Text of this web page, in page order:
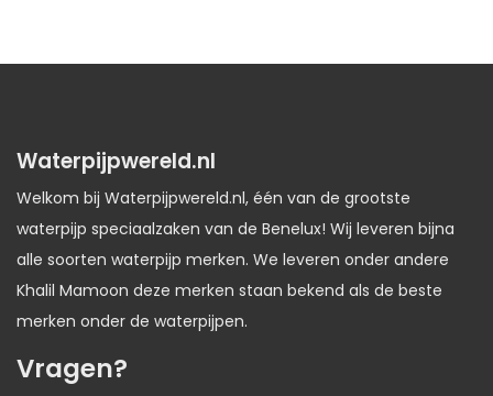
Waterpijpwereld.nl
Welkom bij Waterpijpwereld.nl, één van de grootste
waterpijp speciaalzaken van de Benelux! Wij leveren bijna
alle soorten waterpijp merken. We leveren onder andere
Khalil Mamoon deze merken staan bekend als de beste
merken onder de waterpijpen.
Vragen?